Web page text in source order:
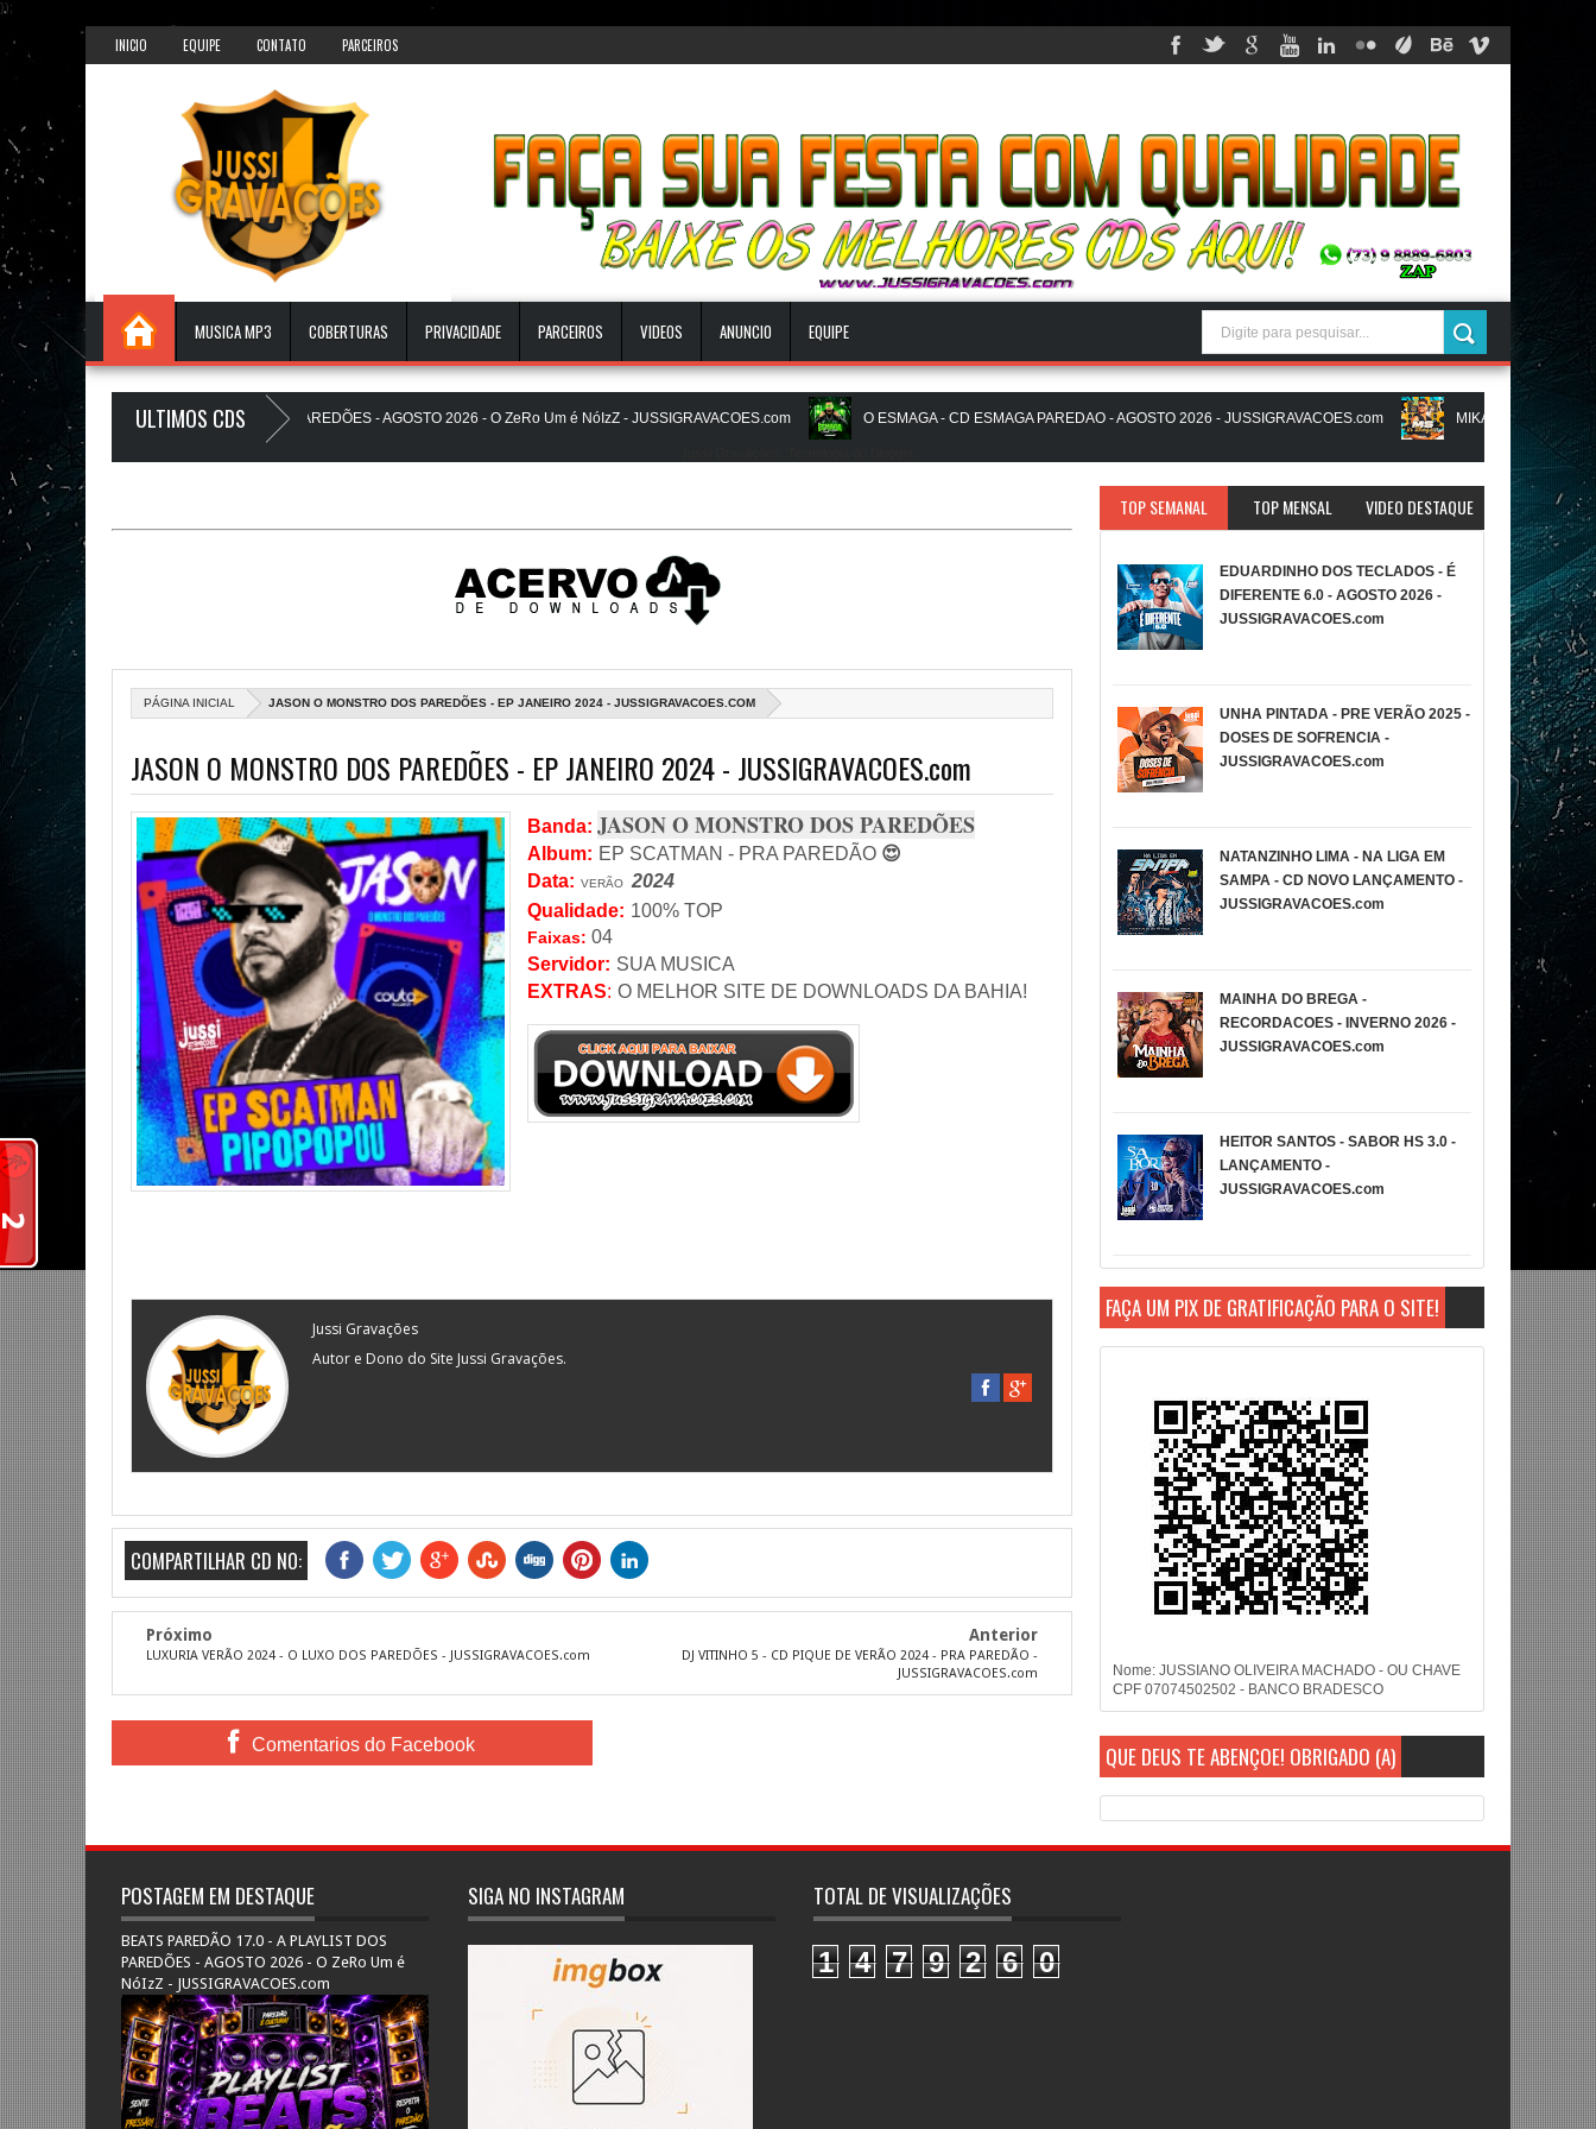
});
INICIO EQUIPE CONTATO PARCEIROS
MUSICA MP3 COBERTURAS PRIVACIDADE PARCEIROS VIDEOS ANUNCIO EQUIPE
ULTIMOS CDS
PAREDÃO 17.0 - A PLAYLIST DOS PAREDÕES - AGOSTO 2026 - O ZeRo Um é NóIzZ - JUSSIGRAVACOES.com O ESMAGA - CD ESMAGA PAREDAO - AGOSTO 2026 - JUSSIGRAVACOES.com MIKAEL SANTOS - MS IN
A Favela Ta Gostosa 5.0 - LANÇAMENTO - JUSSIGRAVACOES.com NATANZINHO LIMA - NA LIGA EM SAMPA - CD NOVO
PÁGINA INICIAL JASON O MONSTRO DOS PAREDÕES - EP JANEIRO 2024 - JUSSIGRAVACOES.COM
JASON O MONSTRO DOS PAREDÕES - EP JANEIRO 2024 - JUSSIGRAVACOES.com
Banda: JASON O MONSTRO DOS PAREDÕES
Album: EP SCATMAN - PRA PAREDÃO 😍
Data: VERÃO
2024
Qualidade: 100% TOP
Faixas: 04
Servidor: SUA MUSICA
EXTRAS: O MELHOR SITE DE DOWNLOADS DA BAHIA!
Jussi Gravações
Autor e Dono do Site Jussi Gravações.
COMPARTILHAR CD NO:
Próximo
LUXURIA VERÃO 2024 - O LUXO DOS PAREDÕES - JUSSIGRAVACOES.com
Anterior
DJ VITINHO 5 - CD PIQUE DE VERÃO 2024 - PRA PAREDÃO -
JUSSIGRAVACOES.com
Comentarios do Facebook
TOP SEMANAL TOP MENSAL VIDEO DESTAQUE
EDUARDINHO DOS TECLADOS - É
DIFERENTE 6.0 - AGOSTO 2026 -
JUSSIGRAVACOES.com
UNHA PINTADA - PRE VERÃO 2025 -
DOSES DE SOFRENCIA -
JUSSIGRAVACOES.com
NATANZINHO LIMA - NA LIGA EM
SAMPA - CD NOVO LANÇAMENTO -
JUSSIGRAVACOES.com
MAINHA DO BREGA -
RECORDACOES - INVERNO 2026 -
JUSSIGRAVACOES.com
HEITOR SANTOS - SABOR HS 3.0 -
LANÇAMENTO -
JUSSIGRAVACOES.com
FAÇA UM PIX DE GRATIFICAÇÃO PARA O SITE!
Nome: JUSSIANO OLIVEIRA MACHADO - OU CHAVE
CPF 07074502502 - BANCO BRADESCO
QUE DEUS TE ABENÇOE! OBRIGADO (A)
POSTAGEM EM DESTAQUE
BEATS PAREDÃO 17.0 - A PLAYLIST DOS
PAREDÕES - AGOSTO 2026 - O ZeRo Um é
NóIzZ - JUSSIGRAVACOES.com
SIGA NO INSTAGRAM TOTAL DE VISUALIZAÇÕES
1 4 7 9 2 6 0